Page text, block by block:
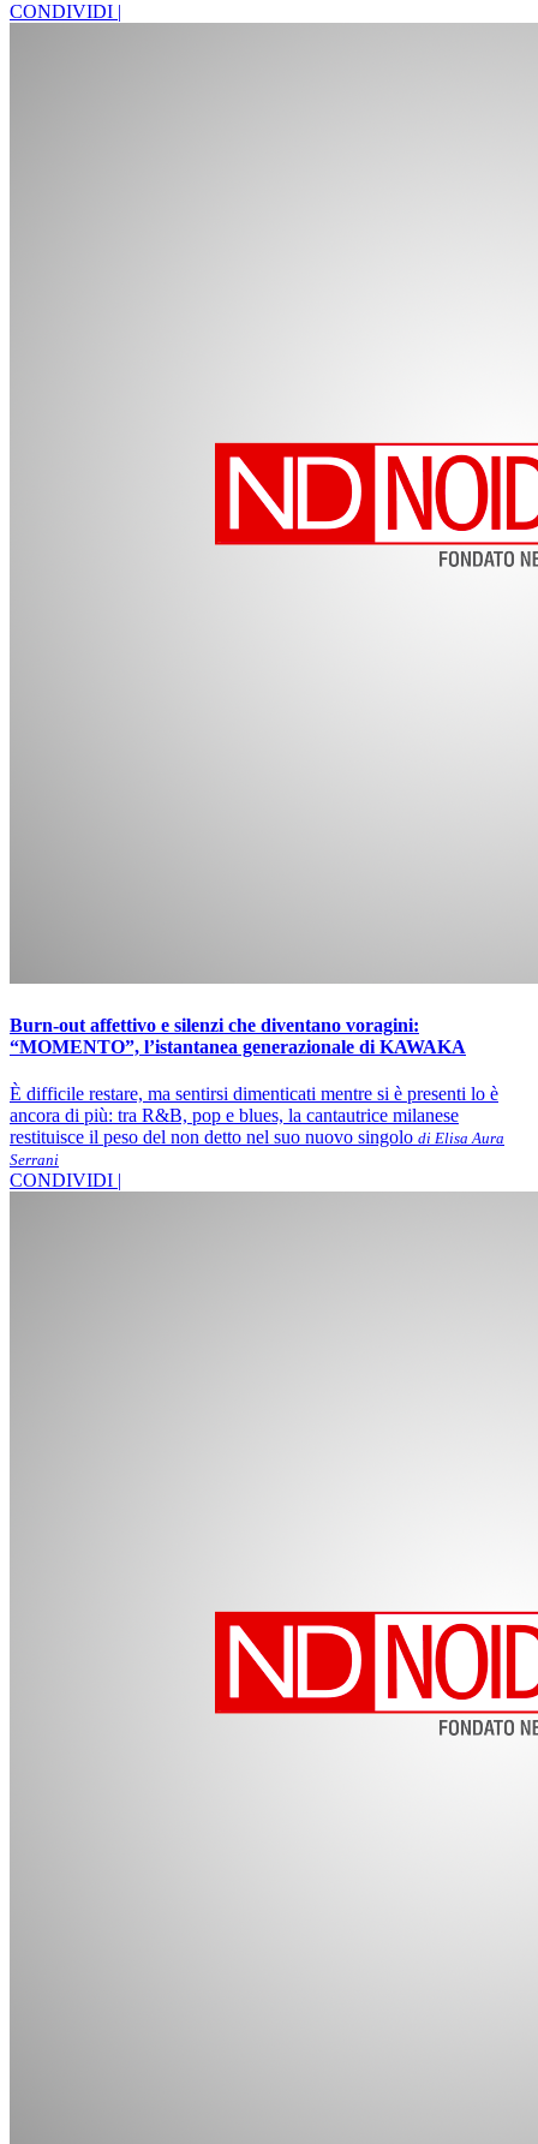
CONDIVIDI |
Burn-out affettivo e silenzi che diventano voragini:
“MOMENTO”, l’istantanea generazionale di KAWAKA
È difficile restare, ma sentirsi dimenticati mentre si è presenti lo è
ancora di più: tra R&B, pop e blues, la cantautrice milanese
restituisce il peso del non detto nel suo nuovo singolo di Elisa Aura
Serrani
CONDIVIDI |